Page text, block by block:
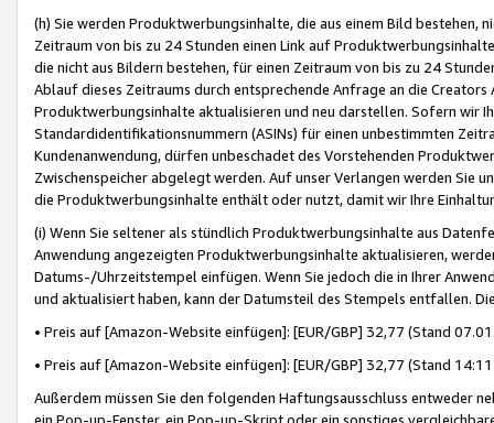
(h) Sie werden Produktwerbungsinhalte, die aus einem Bild bestehen,
Zeitraum von bis zu 24 Stunden einen Link auf
die nicht aus Bildern bestehen, für einen Zeitraum von bis zu 24
Ablauf dieses Zeitraums durch entsprechende Anfrage an die
Produktwerbungsinhalte aktualisieren und neu darstellen. Sofern wir
Standardidentifikationsnummern (ASINs) für einen unbestimmten
Kundenanwendung, dürfen unbeschadet des Vorstehenden
Zwischenspeicher abgelegt werden. Auf unser Verlangen werden Sie
die Produktwerbungsinhalte enthält oder nutzt, damit wir Ihre
(i) Wenn Sie seltener als stündlich Produktwerbungsinhalte aus
Anwendung angezeigten Produktwerbungsinhalte aktualisieren,
Datums-/Uhrzeitstempel einfügen. Wenn Sie jedoch die in Ihrer
und aktualisiert haben, kann der Datumsteil des Stempels entfallen.
• Preis auf [Amazon-Website einfügen]: [EUR/GBP] 32,77 (Stand
• Preis auf [Amazon-Website einfügen]: [EUR/GBP] 32,77 (Stand
Außerdem müssen Sie den folgenden Haftungsausschluss entweder
ein Pop-up-Fenster, ein Pop-up-Skript oder ein sonstiges